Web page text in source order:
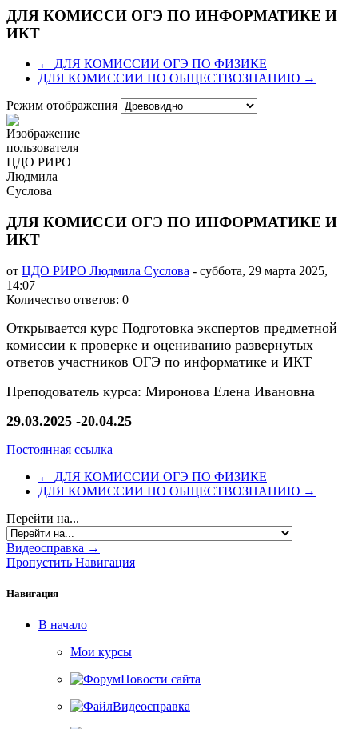
ДЛЯ КОМИССИ ОГЭ ПО ИНФОРМАТИКЕ И
ИКТ
← ДЛЯ КОМИССИИ ОГЭ ПО ФИЗИКЕ
ДЛЯ КОМИССИИ ПО ОБЩЕСТВОЗНАНИЮ →
Режим отображения
ДЛЯ КОМИССИ ОГЭ ПО ИНФОРМАТИКЕ И
ИКТ
от ЦДО РИРО Людмила Суслова - суббота, 29 марта 2025,
14:07
Количество ответов: 0
Открывается курс Подготовка экспертов предметной
комиссии к проверке и оцениванию развернутых
ответов участников ОГЭ по информатике и ИКТ
Преподователь курса: Миронова Елена Ивановна
29.03.2025 -20.04.25
Постоянная ссылка
← ДЛЯ КОМИССИИ ОГЭ ПО ФИЗИКЕ
ДЛЯ КОМИССИИ ПО ОБЩЕСТВОЗНАНИЮ →
Перейти на...
Видеосправка →
Пропустить Навигация
Навигация
В начало
Мои курсы
Новости сайта
Видеосправка